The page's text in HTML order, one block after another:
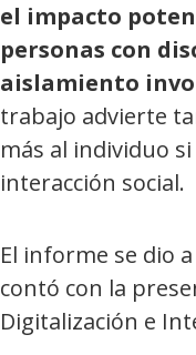
el impacto
personas con
aislamiento
trabajo advierte
más al individuo
interacción social.
El informe se dio
contó con la
Digitalización e